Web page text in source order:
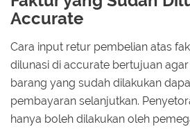
Accurate
Cara input retur pembelian atas
dilunasi di accurate bertujuan
barang yang sudah dilakukan
pembayaran selanjutkan.
hanya boleh dilakukan oleh